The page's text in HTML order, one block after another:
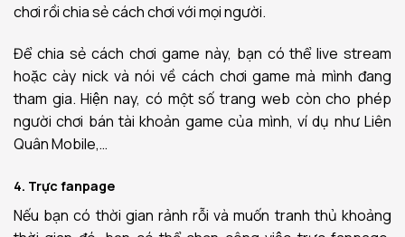
chơi rồi chia sẻ cách chơi với mọi người.
Để chia sẻ cách chơi game này, bạn có thể live stream
hoặc cày nick và nói về cách chơi game mà mình đang
tham gia. Hiện nay, có một số trang web còn cho phép
người chơi bán tài khoản game của mình, ví dụ như Liên
Quân Mobile,…
4. Trực fanpage
Nếu bạn có thời gian rảnh rỗi và muốn tranh thủ khoảng